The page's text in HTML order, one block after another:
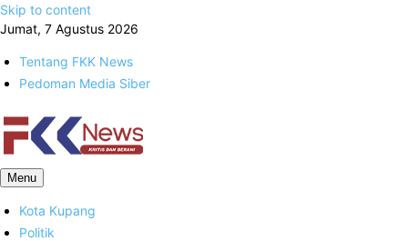
Skip to content
Jumat, 7 Agustus 2026
Tentang FKK News
Pedoman Media Siber
FKK News
Menu
Kota Kupang
Politik